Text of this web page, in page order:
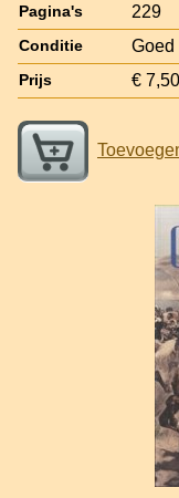
Pagina's 229
Conditie Goed
Prijs € 7,50